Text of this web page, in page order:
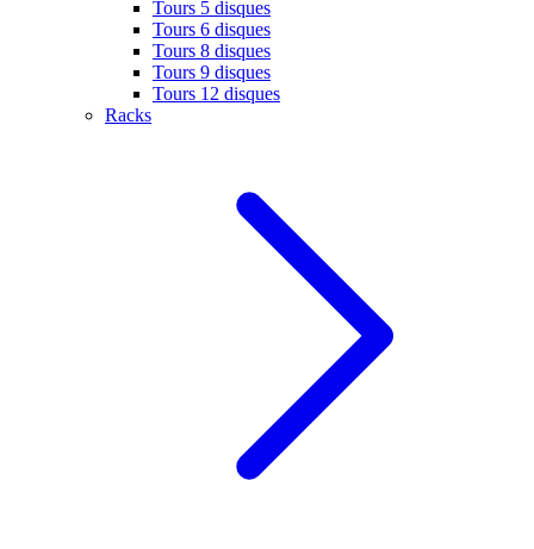
Tours 5 disques
Tours 6 disques
Tours 8 disques
Tours 9 disques
Tours 12 disques
Racks